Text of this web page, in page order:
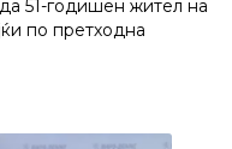
51-годишен жител на
по претходна